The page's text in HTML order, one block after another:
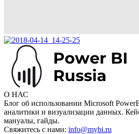
О НАС
Блог об использовании Microsoft
аналитики и визуализации данных.
мануалы, гайды.
Свяжитесь с нами: info@mybi.ru